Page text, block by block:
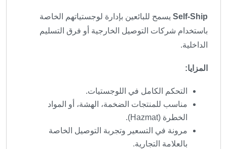
Self-Ship يسمح للبائعين بإدارة لوجستياتهم الخاصة
باستخدام شركات التوصيل الخارجية أو فرق التسليم
الداخلية.
المزايا:
التحكم الكامل في اللوجستيات.
مناسب للمنتجات الضخمة، الهشة، أو المواد
الخطرة (Hazmat).
مرونة في التسعير وتجربة التوصيل الخاصة
بالعلامة التجارية.